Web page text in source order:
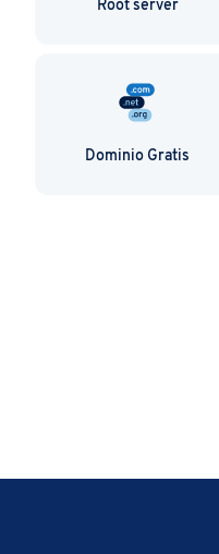
Root server
Dominio Gratis